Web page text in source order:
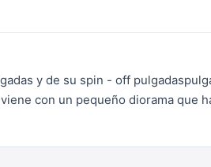
y de su spin - off
con un pequeño diorama que